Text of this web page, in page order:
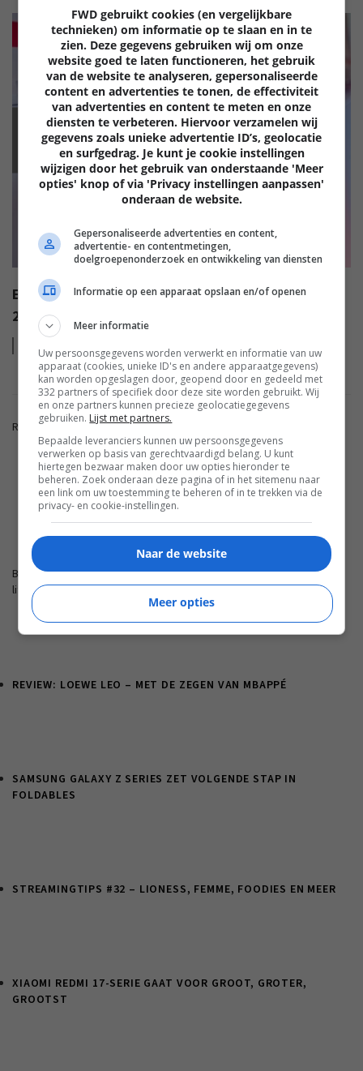
EISA AWARDS: WAT ZIJN DE BESTE PRODUCTEN VAN
2022?
Lees
Reacties zijn gesloten.
ADVERTENTIE
FWD.NL
Blijf op de hoogte met de nieuwste artikelen van ons
lifestyleplatform en bezoek FWD.nl.
REVIEW: LOEWE LEO – MET DE ZEGEN VAN MBAPPÉ
SAMSUNG GALAXY Z SERIES ZET VOLGENDE STAP IN
FOLDABLES
STREAMINGTIPS #32 – LIONESS, FEMME, FOODIES EN MEER
XIAOMI REDMI 17-SERIE GAAT VOOR GROOT, GROTER,
GROOTST
FWD gebruikt cookies (en vergelijkbare
technieken) om informatie op te slaan en in te
zien. Deze gegevens gebruiken wij om onze
website goed te laten functioneren, het gebruik
van de website te analyseren, gepersonaliseerde
content en advertenties te tonen, de effectiviteit
van advertenties en content te meten en onze
diensten te verbeteren. Hiervoor verzamelen wij
gegevens zoals unieke advertentie ID’s, geolocatie
en surfgedrag. Je kunt je cookie instellingen
wijzigen door het gebruik van onderstaande 'Meer
opties' knop of via 'Privacy instellingen aanpassen'
onderaan de website.
Gepersonaliseerde advertenties en content,
advertentie- en contentmetingen,
doelgroepenonderzoek en ontwikkeling van diensten
Informatie op een apparaat opslaan en/of openen
Meer informatie
Uw persoonsgegevens worden verwerkt en informatie van uw
apparaat (cookies, unieke ID's en andere apparaatgegevens)
kan worden opgeslagen door, geopend door en gedeeld met
332 partners of specifiek door deze site worden gebruikt. Wij
en onze partners kunnen precieze geolocatiegegevens
gebruiken. Lijst met partners.
Bepaalde leveranciers kunnen uw persoonsgegevens
verwerken op basis van gerechtvaardigd belang. U kunt
hiertegen bezwaar maken door uw opties hieronder te
beheren. Zoek onderaan deze pagina of in het sitemenu naar
een link om uw toestemming te beheren of in te trekken via de
privacy- en cookie-instellingen.
Naar de website
Meer opties